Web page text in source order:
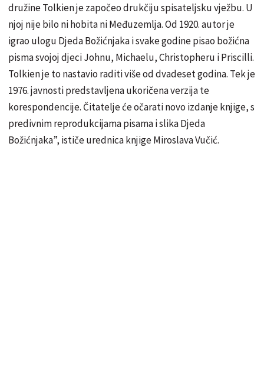
družine Tolkien je započeo drukčiju spisateljsku vježbu. U
njoj nije bilo ni hobita ni Međuzemlja. Od 1920. autor je
igrao ulogu Djeda Božićnjaka i svake godine pisao božićna
pisma svojoj djeci Johnu, Michaelu, Christopheru i Priscilli.
Tolkien je to nastavio raditi više od dvadeset godina. Tek je
1976. javnosti predstavljena ukoričena verzija te
korespondencije. Čitatelje će očarati novo izdanje knjige, s
predivnim reprodukcijama pisama i slika Djeda
Božićnjaka”, ističe urednica knjige Miroslava Vučić.